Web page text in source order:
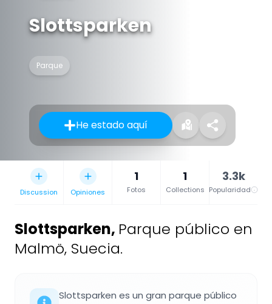
Slottsparken
Parque
He estado aquí
Discussion Opiniones
1
Fotos
1
Collections
3.3k
Popularidad
Slottsparken, Parque público en
Malmö, Suecia.
Slottsparken es un gran parque público